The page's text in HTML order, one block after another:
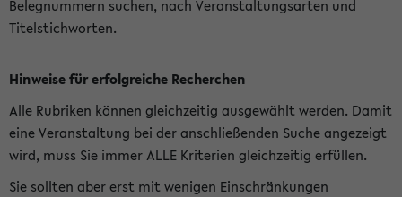
Belegnummern suchen, nach Veranstaltungsarten und
Titelstichworten.
Hinweise für erfolgreiche Recherchen
Alle Rubriken können gleichzeitig ausgewählt werden. Damit
eine Veranstaltung bei der anschließenden Suche angezeigt
wird, muss Sie immer ALLE Kriterien gleichzeitig erfüllen.
Sie sollten aber erst mit wenigen Einschränkungen